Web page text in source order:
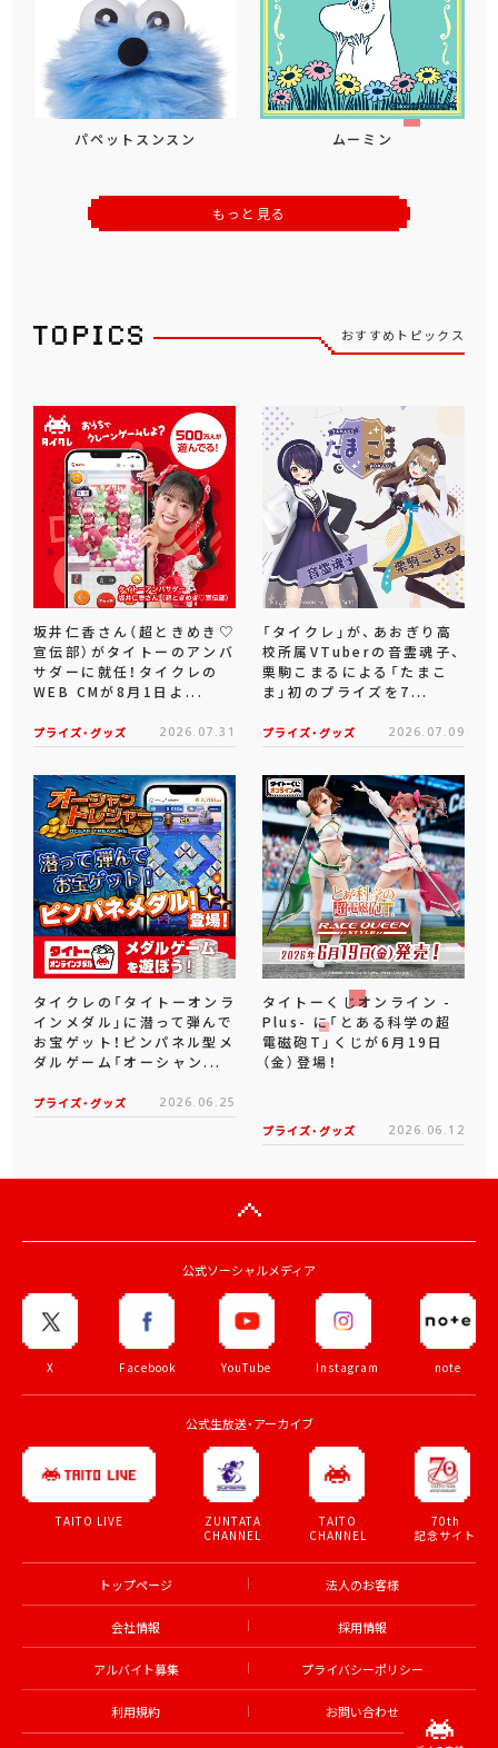
パペットスンスン ムーミン
もっと見る
おすすめトピックス
坂井仁香さん（超ときめき♡
宣伝部）がタイトーのアンバ
サダーに就任！タイクレの
WEB CMが8月1日よ...
プライズ・グッズ 2026.07.31
「タイクレ」が、あおぎり高
校所属VTuberの音霊魂子、
栗駒こまるによる「たまこ
ま」初のプライズを7...
プライズ・グッズ 2026.07.09
タイクレの「タイトーオンラ
インメダル」に潜って弾んで
お宝ゲット！ピンパネル型メ
ダルゲーム「オーシャン...
プライズ・グッズ 2026.06.25
タイトーくじオンライン -
Plus- に「とある科学の超
電磁砲T」くじが6月19日
（金）登場！
プライズ・グッズ 2026.06.12
公式ソーシャルメディア
X Facebook YouTube Instagram note
公式生放送・アーカイブ
TAITO LIVE
ZUNTATA
CHANNEL
TAITO
CHANNEL
70th
記念サイト
トップページ 法人のお客様
会社情報 採用情報
アルバイト募集 プライバシーポリシー
利用規約 お問い合わせ